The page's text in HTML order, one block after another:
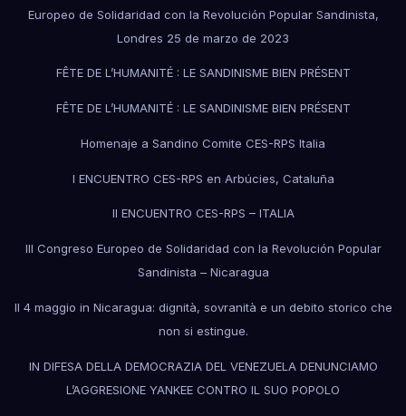
Europeo de Solidaridad con la Revolución Popular Sandinista,
Londres 25 de marzo de 2023
FÊTE DE L’HUMANITÉ : LE SANDINISME BIEN PRÉSENT
FÊTE DE L’HUMANITÉ : LE SANDINISME BIEN PRÉSENT
Homenaje a Sandino Comite CES-RPS Italia
I ENCUENTRO CES-RPS en Arbúcies, Cataluña
II ENCUENTRO CES-RPS – ITALIA
III Congreso Europeo de Solidaridad con la Revolución Popular
Sandinista – Nicaragua
Il 4 maggio in Nicaragua: dignità, sovranità e un debito storico che
non si estingue.
IN DIFESA DELLA DEMOCRAZIA DEL VENEZUELA DENUNCIAMO
L’AGGRESIONE YANKEE CONTRO IL SUO POPOLO